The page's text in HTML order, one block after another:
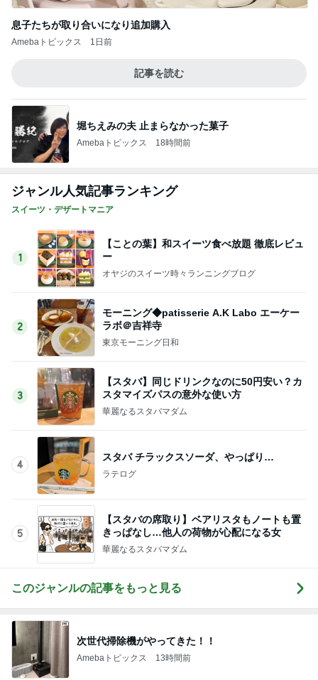
息子たちが取り合いになり追加購入
Amebaトピックス 1日前
記事を読む
堀ちえみの夫 止まらなかった菓子
Amebaトピックス 18時間前
ジャンル人気記事ランキング
スイーツ・デザートマニア
1
【ことの葉】和スイーツ食べ放題 徹底レビュ
ー
オヤジのスイーツ時々ランニングブログ
2
モーニング◆patisserie A.K Labo エーケー
ラボ＠吉祥寺
東京モーニング日和
3
【スタバ】同じドリンクなのに50円安い？カ
スタマイズパスの意外な使い方
華麗なるスタバマダム
4
スタバ チラックスソーダ、やっぱり…
ラテログ
5
【スタバの席取り】ベアリスタもノートも置
きっぱなし…他人の荷物が心配になる女
華麗なるスタバマダム
このジャンルの記事をもっと見る
次世代掃除機がやってきた！！
Amebaトピックス 13時間前